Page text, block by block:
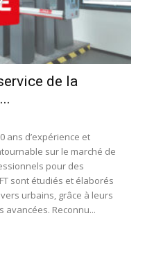
de la
ans d’expérience et
sur le marché de
pour des
sont étudiés et élaborés
urbains, grâce à leurs
Reconnu...